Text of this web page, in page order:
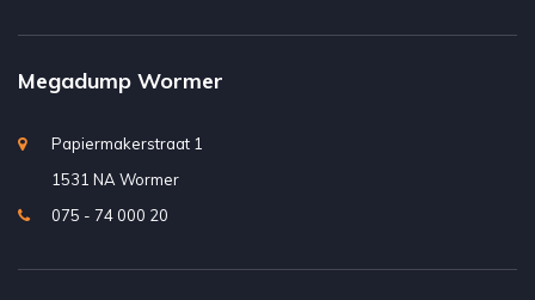
Megadump Wormer
Papiermakerstraat 1
1531 NA Wormer
075 - 74 000 20